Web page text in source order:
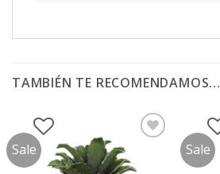
TAMBIÉN TE RECOMENDAMOS…
Sale Sale